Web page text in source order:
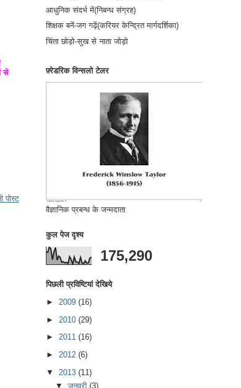
से
पोस्ट
आधुनिक संदर्भ में(निबन्ध संग्रह)
शिक्षक बनें-जग गढ़ें(करियर केन्द्रित मार्गदर्शिका)
चिंता छोड़ो-सुख से नाता जोड़ो
फ़्रेडरिक विन्सलो टेलर
वैज्ञानिक प्रबन्ध के जन्मदाता
कुल पेज दृश्य
175,290
पिछली प्रविष्टियां देखिये
► 2009 (16)
► 2010 (29)
► 2011 (16)
► 2012 (6)
▼ 2013 (11)
▼जनवरी(3)